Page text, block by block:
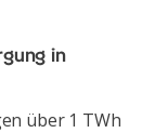
in
über 1 TWh